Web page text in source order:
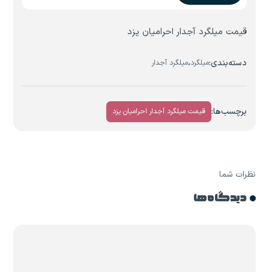
قیمت میلگرد آجدار احرامیان یزد
دسته‌بندی:میلگرد،میلگرد آجدار
برچسب‌ها: قیمت میلگرد آجدار احرامیان یزد
نظرات شما
دیدگاه ها